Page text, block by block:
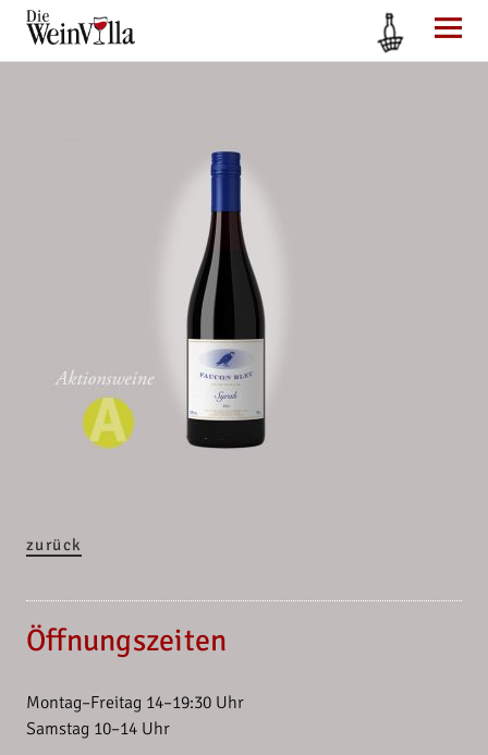
Die WeinVilla Duisburg
zurück
Öffnungszeiten
Montag–Freitag 14–19:30 Uhr
Samstag 10–14 Uhr